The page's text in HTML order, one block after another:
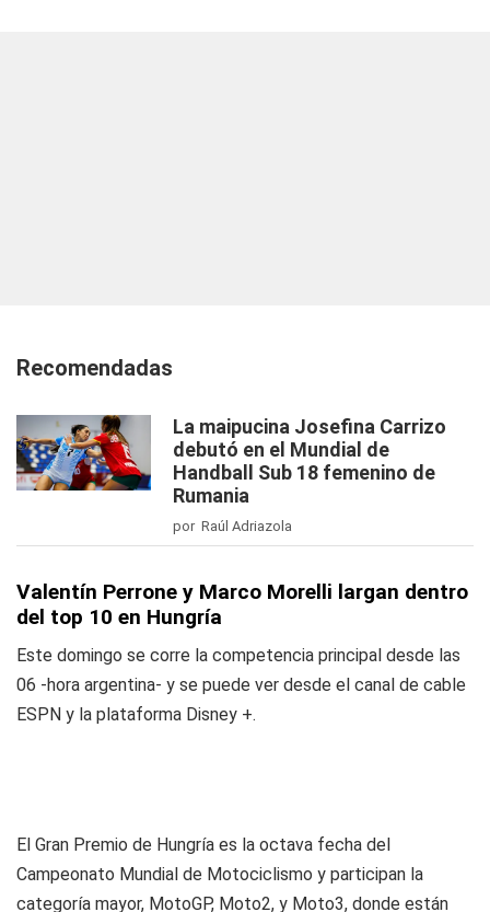
Recomendadas
La maipucina Josefina Carrizo
debutó en el Mundial de
Handball Sub 18 femenino de
Rumania
por Raúl Adriazola
Valentín Perrone y Marco Morelli largan dentro
del top 10 en Hungría
Este domingo se corre la competencia principal desde las
06 -hora argentina- y se puede ver desde el canal de cable
ESPN y la plataforma Disney +.
El Gran Premio de Hungría es la octava fecha del
Campeonato Mundial de Motociclismo y participan la
categoría mayor, MotoGP, Moto2, y Moto3, donde están